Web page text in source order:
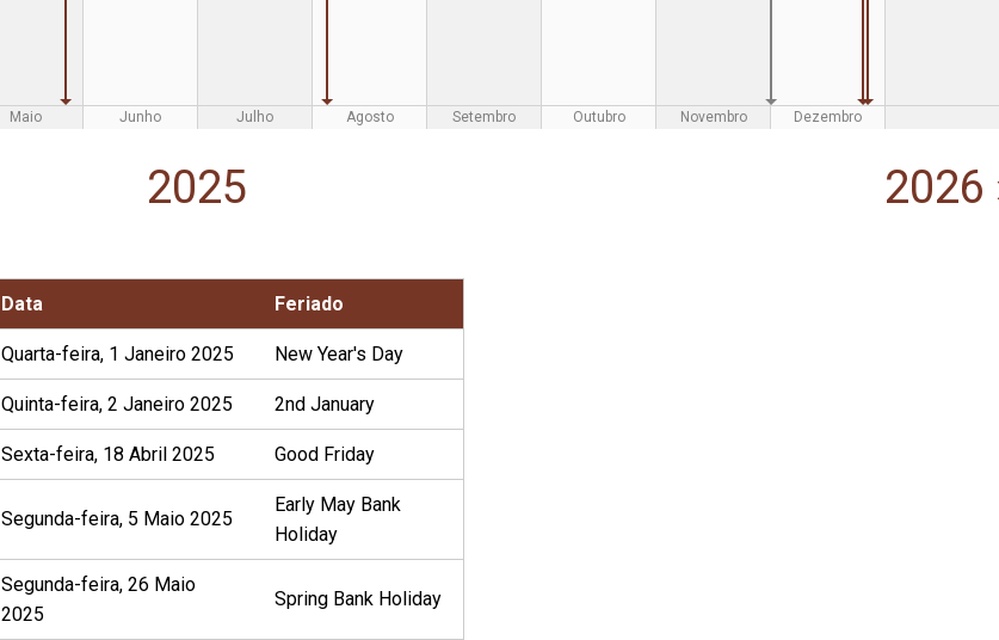
Maio Junho Julho Agosto Setembro Outubro Novembro Dezembro
2025 2026
Data Feriado
Quarta-feira, 1 Janeiro 2025 New Year's Day
Quinta-feira, 2 Janeiro 2025 2nd January
Sexta-feira, 18 Abril 2025 Good Friday
Segunda-feira, 5 Maio 2025
Early May Bank
Holiday
Segunda-feira, 26 Maio
2025
Spring Bank Holiday